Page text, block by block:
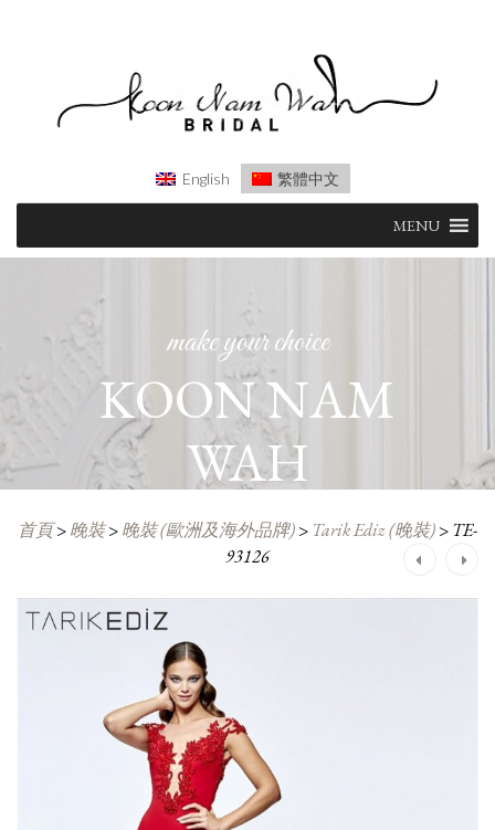
English 繁體中文
content
MENU
make your choice
KOON NAM
WAH
首頁>晚裝>晚裝 (歐洲及海外品牌)> Tarik Ediz (晚裝)> TE-
93126
navigation